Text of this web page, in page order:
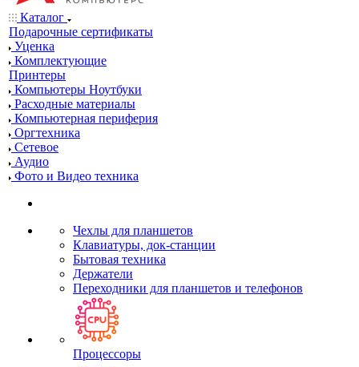
Каталог
Подарочные сертификаты
Уценка
Комплектующие
Принтеры
Компьютеры Ноутбуки
Расходные материалы
Компьютерная периферия
Оргтехника
Сетевое
Аудио
Фото и Видео техника
Чехлы для планшетов
Клавиатуры, док-станции
Бытовая техника
Держатели
Переходники для планшетов и телефонов
Процессоры